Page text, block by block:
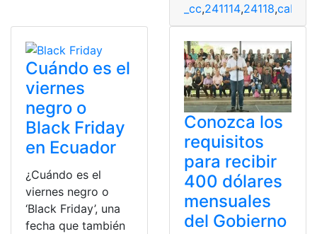
_cc,241114,24118,cable
Cuándo es el
viernes
negro o
Black Friday
en Ecuador
¿Cuándo es el
viernes negro o
‘Black Friday’, una
fecha que también
Conozca los
requisitos
para recibir
400 dólares
mensuales
del Gobierno